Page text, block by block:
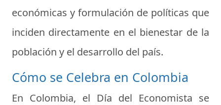
económicas y formulación de políticas que
inciden directamente en el bienestar de la
población y el desarrollo del país.
Cómo se Celebra en Colombia
En Colombia, el Día del Economista se